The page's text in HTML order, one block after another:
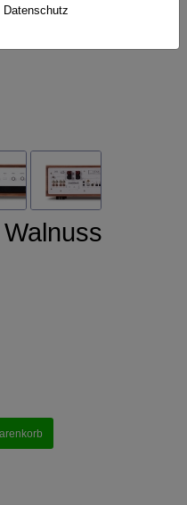
Datenschutz